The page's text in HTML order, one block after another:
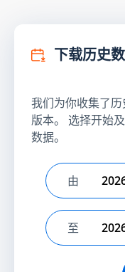
下载历史
我们为你收集了
版本。 选择开始
数据。
选择开始
由
选择结束
至